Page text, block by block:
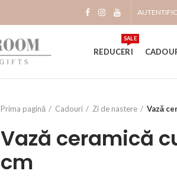
REDUCERI
SALE
Prima pagină Cadouri Zi de nastere Vază
Vază ceramică
cm